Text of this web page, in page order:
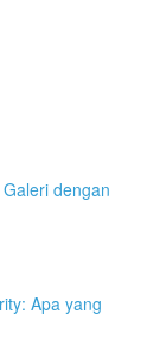
dengan
Apa yang